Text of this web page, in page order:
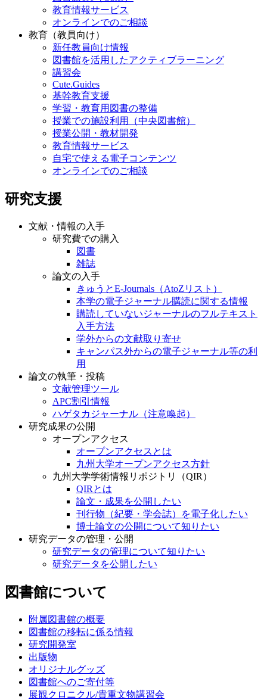
教育情報サービス
オンラインでのご相談
教育（教員向け）
新任教員向け情報
図書館を活用したアクティブラーニング
講習会
Cute.Guides
基幹教育支援
学習・教育用図書の整備
授業での施設利用（中央図書館）
授業公開・教材開発
教育情報サービス
自宅で使える電子コンテンツ
オンラインでのご相談
研究支援
文献・情報の入手
研究費での購入
図書
雑誌
論文の入手
きゅうとE-Journals（AtoZリスト）
本学の電子ジャーナル購読に関する情報
購読していないジャーナルのフルテキスト
入手方法
学外からの文献取り寄せ
キャンパス外からの電子ジャーナル等の利
用
論文の執筆・投稿
文献管理ツール
APC割引情報
ハゲタカジャーナル（注意喚起）
研究成果の公開
オープンアクセス
オープンアクセスとは
九州大学オープンアクセス方針
九州大学学術情報リポジトリ（QIR）
QIRとは
論文・成果を公開したい
刊行物（紀要・学会誌）を電子化したい
博士論文の公開について知りたい
研究データの管理・公開
研究データの管理について知りたい
研究データを公開したい
図書館について
附属図書館の概要
図書館の移転に係る情報
研究開発室
出版物
オリジナルグッズ
図書館へのご寄付等
展観クロニクル/貴重文物講習会